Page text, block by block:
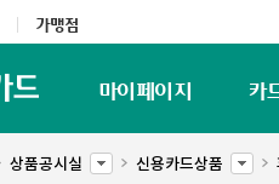
가맹점
마이페이지 카
상품공시실 신용카드상품